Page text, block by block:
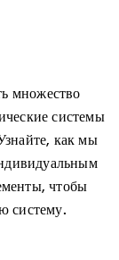
множество
системы
как мы
чтобы
систему.